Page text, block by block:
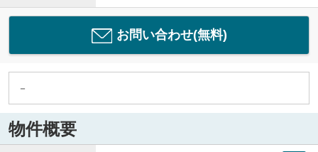
お問い合わせ(無料)
－
物件概要